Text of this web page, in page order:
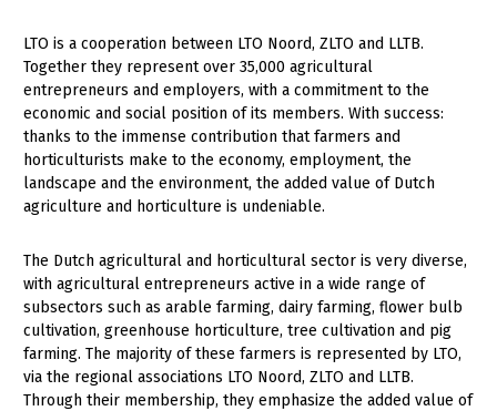
Transitiepaden
Thema’s
Gezonde planten
Gezonde dieren
Bodem en water
Platteland en omgeving
Mens, ondernemerschap en onderwijs
Internationaal
LTO is a cooperation between LTO Noord, ZLTO and LLTB.
Together they represent over 35,000 agricultural
entrepreneurs and employers, with a commitment to the
economic and social position of its members. With success:
thanks to the immense contribution that farmers and
horticulturists make to the economy, employment, the
landscape and the environment, the added value of Dutch
agriculture and horticulture is undeniable.
The Dutch agricultural and horticultural sector is very diverse,
with agricultural entrepreneurs active in a wide range of
subsectors such as arable farming, dairy farming, flower bulb
cultivation, greenhouse horticulture, tree cultivation and pig
farming. The majority of these farmers is represented by LTO,
via the regional associations LTO Noord, ZLTO and LLTB.
Through their membership, they emphasize the added value of